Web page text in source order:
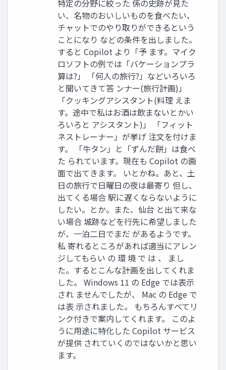
特定の分野に絞った 係の史跡が見た
い、名物のおいしいものを食べたい、
チャットでのやり取りができるという
ことになり などの条件を出しました。
すると Copilot より「予 ます。マイク
ロソフトの例では「バケーションプラ
算は?」 「何人の旅行?」などいろいろ
と聞いてきて答 ンナー(旅行計画)」
「クッキングアシスタント(料理 えま
す。途中で私はお酒は飲まないとかい
ろいろと アシスタント)」 「フィット
ネストレーナー」が挙げ 注文を付けま
す。 「牛タン」と「ずんだ餅」は食べ
た られています。現在も Copilot の画
面で出てきます。 いとかね。あと、土
日の旅行で日曜日の夜は最寄り 但し、
出てくる場合 駅に遅くならないように
したい。とか。また、仙台 と出て来な
い場合 城跡などを行先に希望しました
が、一泊二日でまだ があるようです。
私 寄れるところがあれば適当にアレン
ジしてもらい の 環 境 で は 、 まし
た。するとこんな計画を出してくれま
した。 Windows 11 の Edge では表示
され ませんでしたが、 Mac の Edge で
は表 示されました。 もちろんすべてリ
ンク付きで案内してくれます。 このよ
うに用途に特化した Copilot サービス
が提供 されていくのではないかと思い
ます。